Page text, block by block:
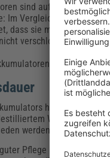
sind aufgrund des
Im Vergleich zu
dass sie mehr Platz für
verschlossenen
verlieren mit
hängt stark
Wasser bei
werden, da sie die
Pflege und mäßiger